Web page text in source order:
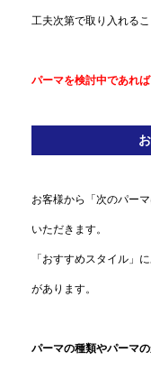
工夫次第で取り入れるこ
パーマを検討中であれ
お客様から「次のパー
いただきます。
「おすすめスタイル」
があります。
パーマの種類やパーマ